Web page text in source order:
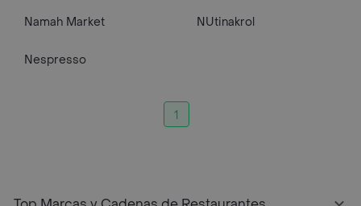
Namah Market NUtinakrol
Nespresso
1